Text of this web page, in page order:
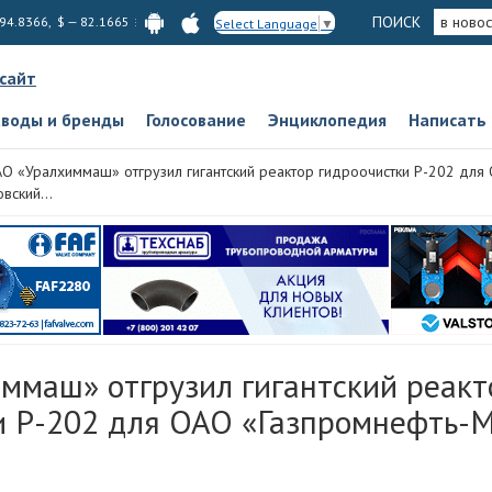
$ — 82.1665 Select Language ▼ ПОИСК в
и бренды
Голосование Энциклопедия
«Уралхиммаш» отгрузил гигантский реактор гидроочистки Р-202
отгрузил гигантский
Р-202 для ОАО «Газпромнефть-